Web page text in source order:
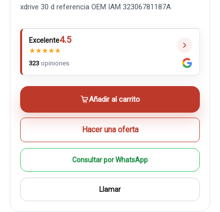
xdrive 30 d referencia OEM IAM 32306781187A
Excelente4.5
★★★★★
323 opiniones
Añadir al carrito
Hacer una oferta
Consultar por WhatsApp
Llamar